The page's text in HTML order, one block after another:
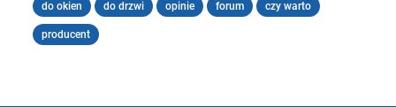
do okien do drzwi opinie forum czy warto
producent